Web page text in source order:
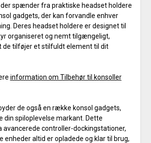
spænder fra praktiske headset holdere
gadgets, der kan forvandle enhver
Deres headset holdere er designet til
organiseret og nemt tilgængeligt,
de tilføjer et stilfuldt element til dit
information om Tilbehør til konsoller
de også en række konsol gadgets,
din spiloplevelse markant. Dette
avancerede controller-dockingstationer,
enheder altid er opladede og klar til brug,